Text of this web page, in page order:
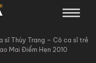
sĩ Thùy Trang – Cô ca sĩ trẻ
Mai Điểm Hẹn 2010